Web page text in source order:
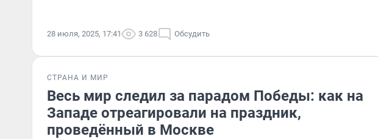
28 июля, 2025, 17:41 3 628 Обсудить
СТРАНА И МИР
Весь мир следил за парадом Победы: как на
Западе отреагировали на праздник,
проведённый в Москве